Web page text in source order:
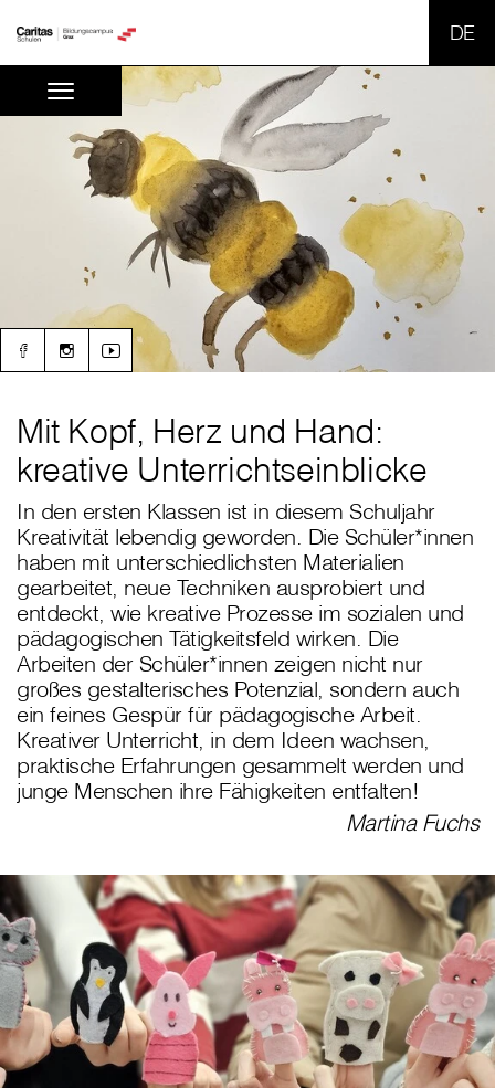
Mit Kopf, Herz und Hand:
kreative Unterrichtseinblicke
In den ersten Klassen ist in diesem Schuljahr
Kreativität lebendig geworden. Die Schüler*innen
haben mit unterschiedlichsten Materialien
gearbeitet, neue Techniken ausprobiert und
entdeckt, wie kreative Prozesse im sozialen und
pädagogischen Tätigkeitsfeld wirken. Die
Arbeiten der Schüler*innen zeigen nicht nur
großes gestalterisches Potenzial, sondern auch
ein feines Gespür für pädagogische Arbeit.
Kreativer Unterricht, in dem Ideen wachsen,
praktische Erfahrungen gesammelt werden und
junge Menschen ihre Fähigkeiten entfalten!
Martina Fuchs